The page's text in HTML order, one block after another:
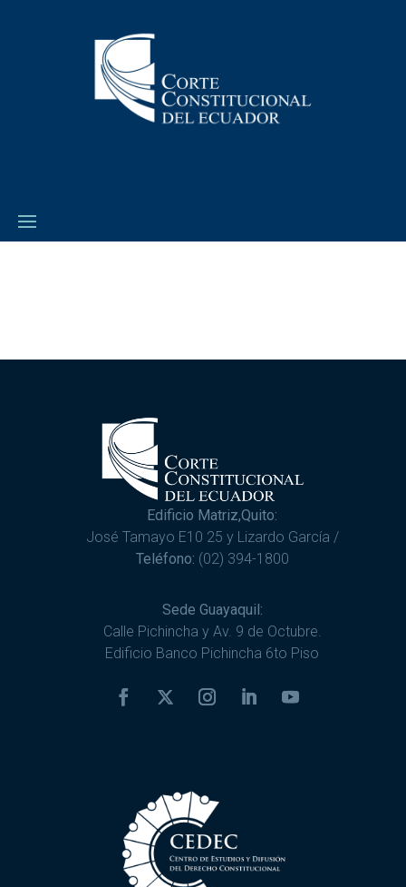
Edificio Matriz,Quito:
José Tamayo E10 25 y Lizardo García /
Teléfono: (02) 394-1800
Sede Guayaquil:
Calle Pichincha y Av. 9 de Octubre.
Edificio Banco Pichincha 6to Piso